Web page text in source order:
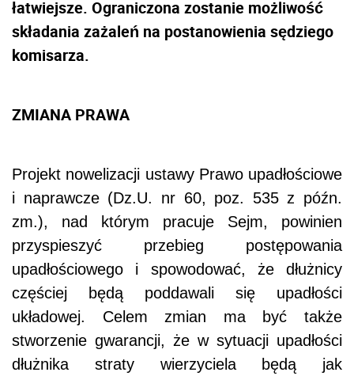
łatwiejsze. Ograniczona zostanie możliwość
składania zażaleń na postanowienia sędziego
komisarza.
ZMIANA PRAWA
Projekt nowelizacji ustawy Prawo upadłościowe
i naprawcze (Dz.U. nr 60, poz. 535 z późn.
zm.), nad którym pracuje Sejm, powinien
przyspieszyć przebieg postępowania
upadłościowego i spowodować, że dłużnicy
częściej będą poddawali się upadłości
układowej. Celem zmian ma być także
stworzenie gwarancji, że w sytuacji upadłości
dłużnika straty wierzyciela będą jak